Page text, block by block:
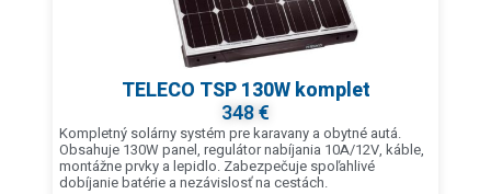
TELECO TSP 130W komplet
348 €
Kompletný solárny systém pre karavany a obytné autá.
Obsahuje 130W panel, regulátor nabíjania 10A/12V, káble,
montážne prvky a lepidlo. Zabezpečuje spoľahlivé
dobíjanie batérie a nezávislosť na cestách.